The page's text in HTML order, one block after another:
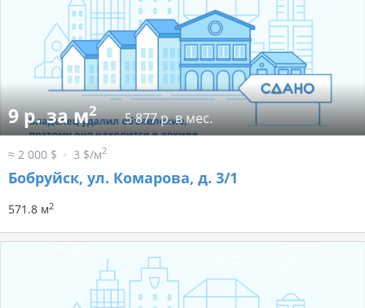
9 р. за м2 5 877 р. в мес.
≈ 2 000 $ 3 $/м2
Бобруйск, ул. Комарова, д. 3/1
571.8 м2